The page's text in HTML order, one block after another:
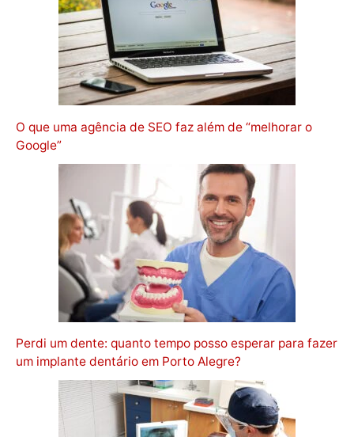
O que uma agência de SEO faz além de “melhorar o
Google”
Perdi um dente: quanto tempo posso esperar para fazer
um implante dentário em Porto Alegre?